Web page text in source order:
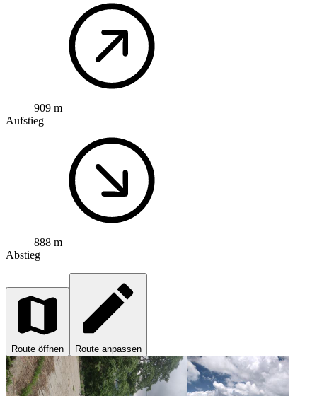
909 m
Aufstieg
888 m
Abstieg
Route öffnen Route anpassen